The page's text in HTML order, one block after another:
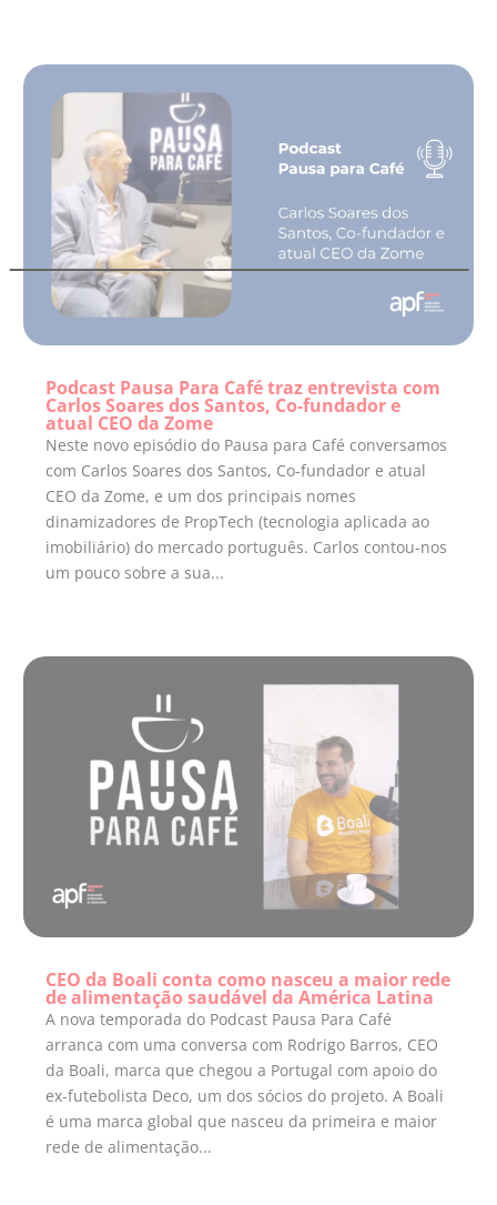
Podcast Pausa Para Café traz entrevista com
Carlos Soares dos Santos, Co-fundador e
atual CEO da Zome
Neste novo episódio do Pausa para Café conversamos
com Carlos Soares dos Santos, Co-fundador e atual
CEO da Zome, e um dos principais nomes
dinamizadores de PropTech (tecnologia aplicada ao
imobiliário) do mercado português. Carlos contou-nos
um pouco sobre a sua...
CEO da Boali conta como nasceu a maior rede
de alimentação saudável da América Latina
A nova temporada do Podcast Pausa Para Café
arranca com uma conversa com Rodrigo Barros, CEO
da Boali, marca que chegou a Portugal com apoio do
ex-futebolista Deco, um dos sócios do projeto. A Boali
é uma marca global que nasceu da primeira e maior
rede de alimentação...